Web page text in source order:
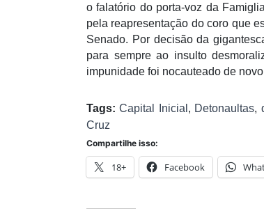
o falatório do porta-voz da
pela reapresentação do coro que
Senado. Por decisão da
para sempre ao insulto
impunidade foi nocauteado de
Tags: Capital Inicial , Detonaultas,
Cruz
Compartilhe isso:
18+ Facebook